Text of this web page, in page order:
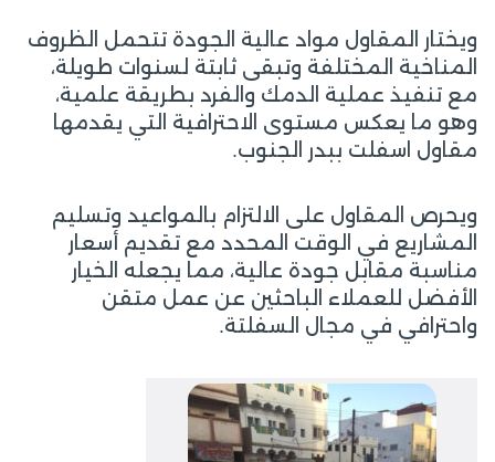
ويختار المقاول مواد عالية الجودة تتحمل الظروف
المناخية المختلفة وتبقى ثابتة لسنوات طويلة،
مع تنفيذ عملية الدمك والفرد بطريقة علمية،
وهو ما يعكس مستوى الاحترافية التي يقدمها
مقاول اسفلت ببدر الجنوب.
ويحرص المقاول على الالتزام بالمواعيد وتسليم
المشاريع في الوقت المحدد مع تقديم أسعار
مناسبة مقابل جودة عالية، مما يجعله الخيار
الأفضل للعملاء الباحثين عن عمل متقن
واحترافي في مجال السفلتة.